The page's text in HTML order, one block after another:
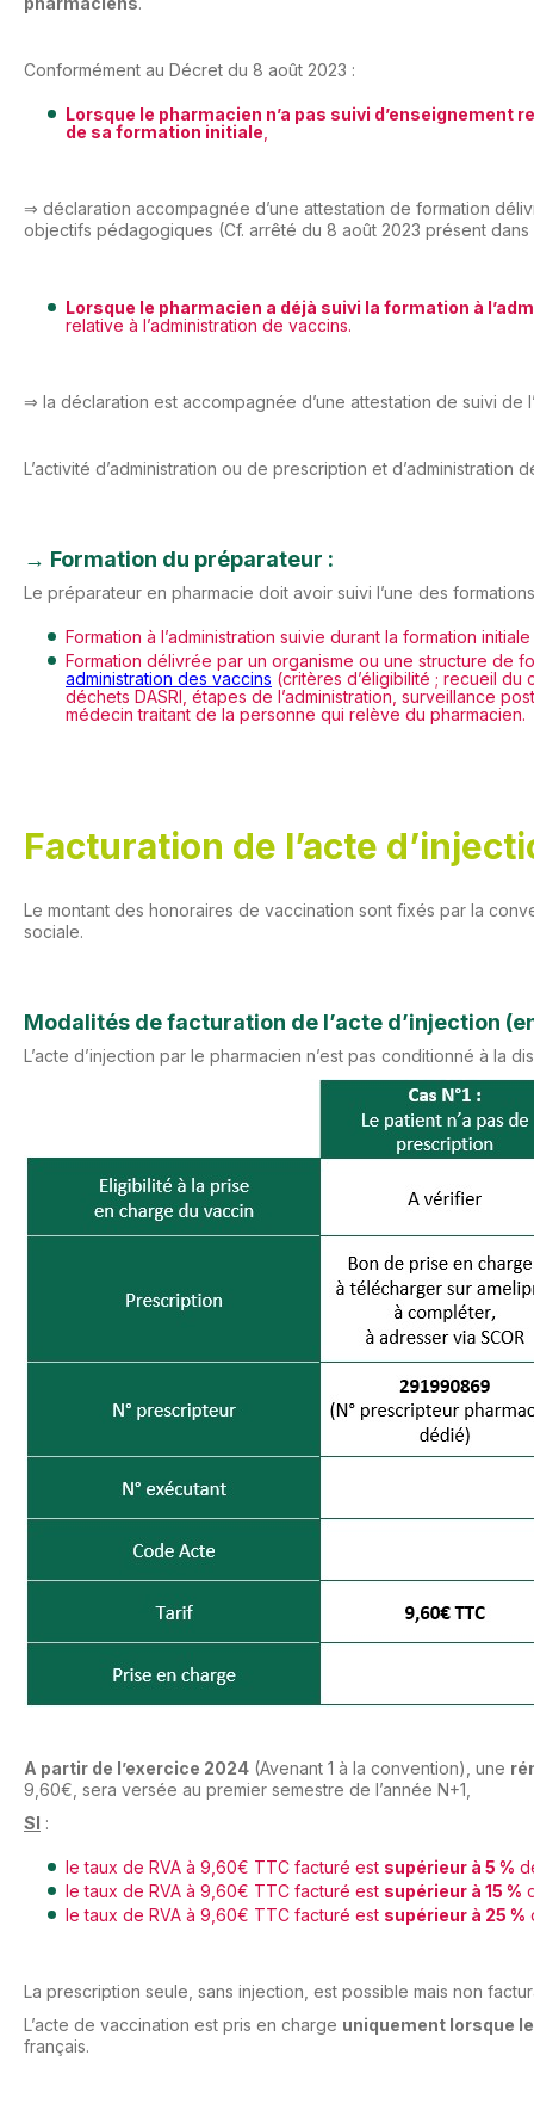
Conformément au Décret du 8 août 2023 :
Lorsque le pharmacien n’a pas suivi
de sa formation initiale
⇒ déclaration accompagnée d’une attestation de formation
objectifs pédagogiques (Cf. arrêté du 8 août 2023 présent dans
Lorsque le pharmacien a déjà suivi la formation à
relative à l’administration de vaccins.
⇒ la déclaration est accompagnée d’une attestation de suivi de
L’activité d’administration ou de prescription et d’administration
→ Formation du préparateur :
Le préparateur en pharmacie doit avoir suivi l’une des
Formation à l’administration suivie durant la formation
Formation délivrée par un organisme ou une structure de
administration des vaccins (critères d’éligibilité ; recueil
déchets DASRI, étapes de l’administration, surveillance
médecin traitant de la personne qui relève du pharmacien.
Facturation de l’acte
Le montant des honoraires de vaccination sont fixés par la
sociale.
Modalités de facturation de l’acte d’injection
L’acte d’injection par le pharmacien n’est pas conditionné à la
A partir de l’exercice 2024 (Avenant 1 à la convention), une
9,60€, sera versée au premier semestre de l’année N+1,
SI :
le taux de RVA à 9,60€ TTC facturé est supérieur à 5 %
le taux de RVA à 9,60€ TTC facturé est supérieur à 15 %
le taux de RVA à 9,60€ TTC facturé est supérieur à 25 %
La prescription seule, sans injection, est possible mais non
L’acte de vaccination est pris en charge uniquement lorsque
français.